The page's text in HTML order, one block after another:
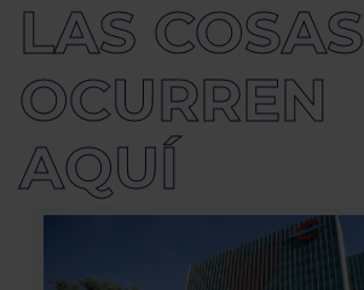
LAS COSAS
OCURREN
AQUÍ